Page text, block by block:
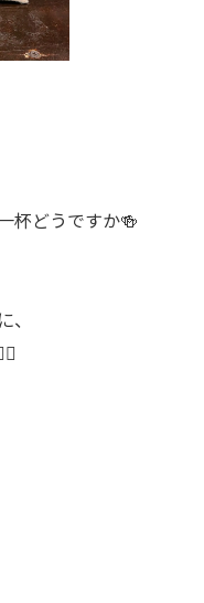
杯どうですか🍻